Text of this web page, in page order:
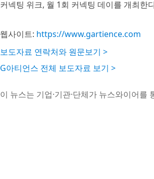
커넥팅 위크, 월 1회 커넥팅 데이를 개최한
웹사이트: https://www.gartience.com
보도자료 연락처와 원문보기 >
G아티언스 전체 보도자료 보기 >
이 뉴스는 기업·기관·단체가 뉴스와이어